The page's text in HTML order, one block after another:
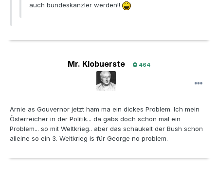
auch bundeskanzler werden!!
Mr. Klobuerste 464
Arnie as Gouvernor jetzt ham ma ein dickes Problem. Ich mein
Österreicher in der Politik... da gabs doch schon mal ein
Problem... so mit Weltkrieg.. aber das schaukelt der Bush schon
alleine so ein 3. Weltkrieg is für George no problem.